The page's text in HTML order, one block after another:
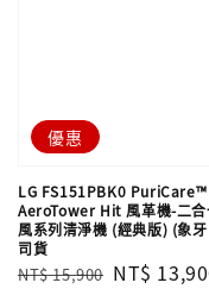
優惠
LG FS151PBK0 PuriCare™
AeroTower Hit 風革機-二合
風系列清淨機 (經典版) (象
司貨
Regular
NT$ 15,900 Sale
NT$